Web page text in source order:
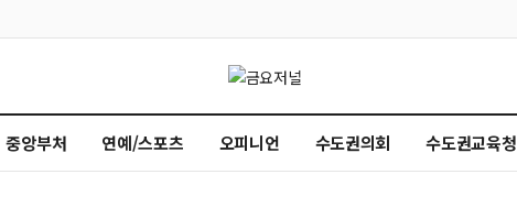
중앙부처 연예/스포츠 오피니언 수도권의회 수도권교육청